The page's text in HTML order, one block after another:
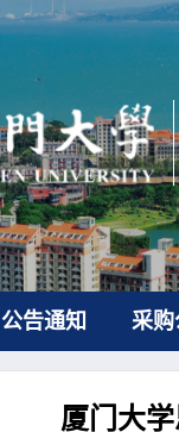
公告通知 采购
厦门大